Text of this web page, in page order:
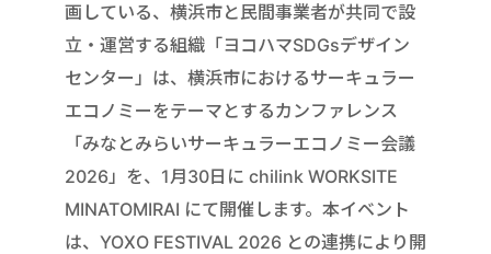
画している、横浜市と民間事業者が共同で設
立・運営する組織「ヨコハマSDGsデザイン
センター」は、横浜市におけるサーキュラー
エコノミーをテーマとするカンファレンス
「みなとみらいサーキュラーエコノミー会議
2026」を、1月30日に chilink WORKSITE
MINATOMIRAI にて開催します。本イベント
は、YOXO FESTIVAL 2026 との連携により開